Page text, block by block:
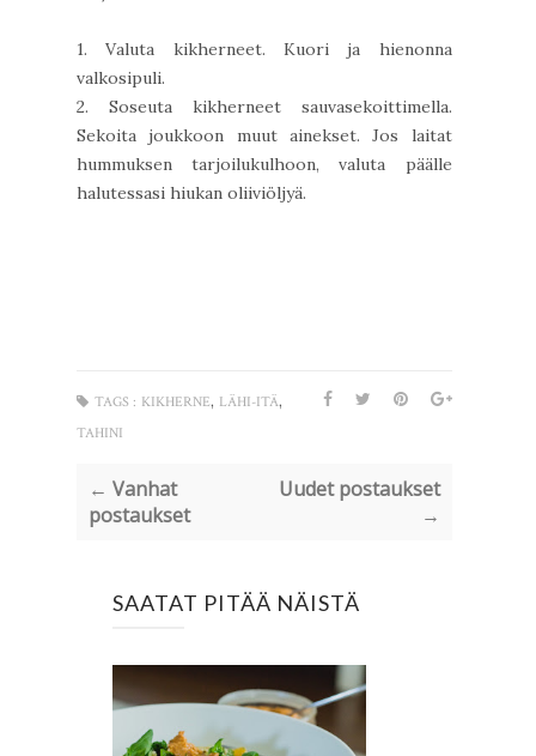
1. Valuta kikherneet. Kuori ja hienonna
valkosipuli.
2. Soseuta kikherneet sauvasekoittimella.
Sekoita joukkoon muut ainekset. Jos laitat
hummuksen tarjoilukulhoon, valuta päälle
halutessasi hiukan oliiviöljyä.
TAGS : KIKHERNE, LÄHI-ITÄ,
TAHINI
← Vanhat
postaukset
Uudet postaukset
→
SAATAT PITÄÄ NÄISTÄ